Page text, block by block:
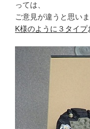
っては、
ご意見が違うと思いま
K様のように３タイプ